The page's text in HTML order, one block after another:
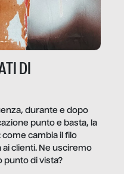
DI
durante e dopo
punto e basta, la
cambia il filo
clienti. Ne usciremo
punto di vista?